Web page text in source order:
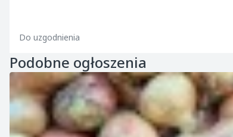
Do uzgodnienia
Podobne ogłoszenia